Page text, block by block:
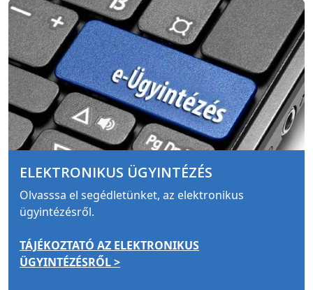
ELEKTRONIKUS ÜGYINTÉZÉS
Olvasssa el segédletünket, az elektronikus
ügyintézésről.
TÁJÉKOZTATÓ AZ ELEKTRONIKUS
ÜGYINTÉZÉSRŐL >